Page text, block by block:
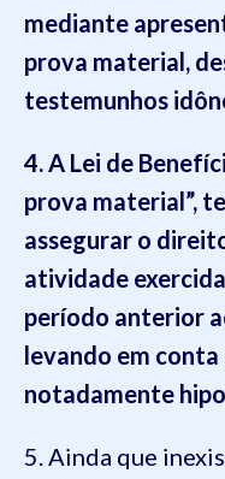
mediante
prova material,
testemunhos
4. A Lei de
prova material”,
assegurar o
atividade
período anterior
levando em
notadamente
5. Ainda que